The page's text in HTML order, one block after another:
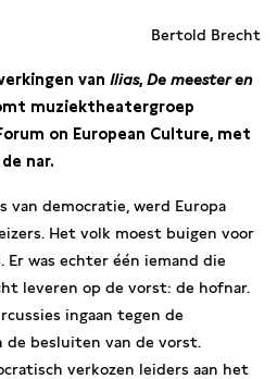
Bertold Brecht
van Ilias, De meester en
muziektheatergroep
on European Culture, met
nar.
van democratie, werd Europa
Het volk moest buigen voor
was echter één iemand die
leveren op de vorst: de hofnar.
ingaan tegen de
de besluiten van de vorst.
verkozen leiders aan het